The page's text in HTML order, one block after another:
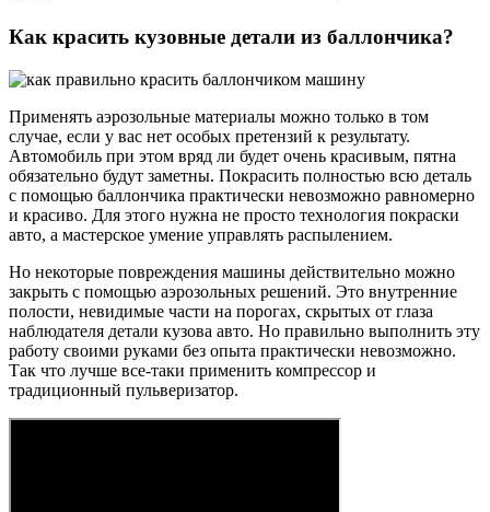
Как красить кузовные детали из баллончика?
Применять аэрозольные материалы можно только в том
случае, если у вас нет особых претензий к результату.
Автомобиль при этом вряд ли будет очень красивым, пятна
обязательно будут заметны. Покрасить полностью всю деталь
с помощью баллончика практически невозможно равномерно
и красиво. Для этого нужна не просто технология покраски
авто, а мастерское умение управлять распылением.
Но некоторые повреждения машины действительно можно
закрыть с помощью аэрозольных решений. Это внутренние
полости, невидимые части на порогах, скрытых от глаза
наблюдателя детали кузова авто. Но правильно выполнить эту
работу своими руками без опыта практически невозможно.
Так что лучше все-таки применить компрессор и
традиционный пульверизатор.